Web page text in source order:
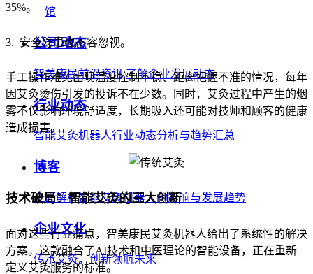
公司动态
智美康民前沿资讯,了解企业发展动态
行业动态
智能艾灸机器人行业动态分析与趋势汇总
博客
全面解析智能艾灸机器人的影响与发展趋势
企业文化
传承艾灸，创新领航未来
35%。
3. 安全隐患也不容忽视。
手工操作难免出现温度控制不稳、距离把握不准的情况，每年
因艾灸烫伤引发的投诉不在少数。同时，艾灸过程中产生的烟
雾不仅影响环境舒适度，长期吸入还可能对技师和顾客的健康
造成损害。
技术破局：智能艾灸的三大创新
面对这些行业痛点，智美康民艾灸机器人给出了系统性的解决
方案。这款融合了AI技术和中医理论的智能设备，正在重新
定义艾灸服务的标准。